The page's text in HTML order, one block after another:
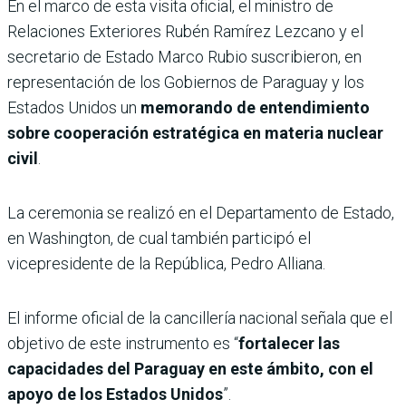
En el marco de esta visita oficial, el ministro de
Relaciones Exteriores Rubén Ramírez Lezcano y el
secretario de Estado Marco Rubio suscribieron, en
representación de los Gobiernos de Paraguay y los
Estados Unidos un memorando de entendimiento
sobre cooperación estratégica en materia nuclear
civil
La ceremonia se realizó en el Departamento de Estado,
en Washington, de cual también participó el
vicepresidente de la República, Pedro Alliana.
El informe oficial de la cancillería nacional señala que el
objetivo de este instrumento es “fortalecer las
capacidades del Paraguay en este ámbito, con el
apoyo de los Estados Unidos”.